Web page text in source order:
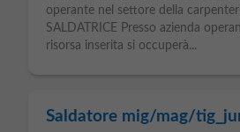
operante nel settore della
SALDATRICE Presso azienda
risorsa inserita si occuperà...
Saldatore mig/mag/